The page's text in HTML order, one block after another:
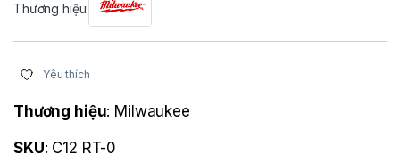
Thương hiệu:
Yêu thích
Thương hiệu: Milwaukee
SKU: C12 RT-0